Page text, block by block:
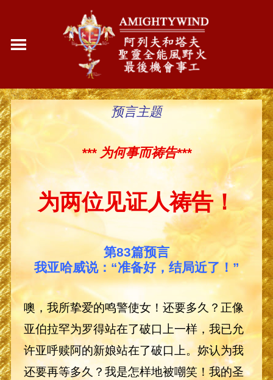
预言主题
*** 为何事而祷告***
为两位见证人祷告！
第83篇预言
我亚哈威说：“准备好，结局近了！”
噢，我所挚爱的鸣警使女！还要多久？正像
亚伯拉罕为罗得站在了破口上一样，我已允
许亚呼赎阿的新娘站在了破口上。妳认为我
还要再等多久？我是怎样地被嘲笑！我的圣